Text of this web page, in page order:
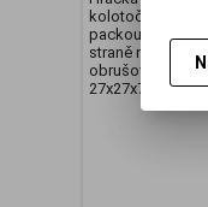
kolotoči
packou myš
straně navíc
obrušování
27x27x7cm*